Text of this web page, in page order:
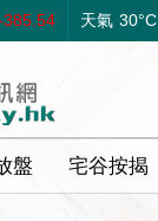
385.54 天氣 30°C
盤 宅谷按揭